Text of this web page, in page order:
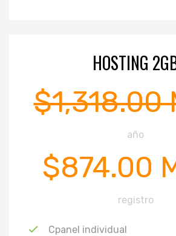
HOSTING
$1,318.00
año
$874.00
registro
Cpanel individual